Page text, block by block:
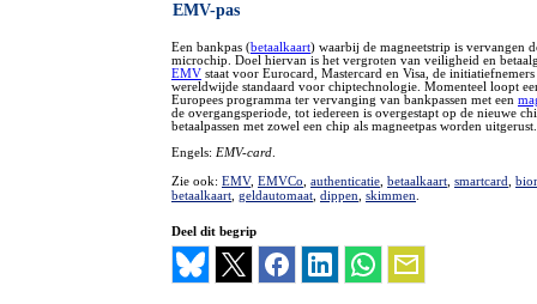
EMV-pas
Een bankpas (betaalkaart) waarbij de magneetstrip is vervangen
microchip. Doel hiervan is het vergroten van veiligheid en
EMV staat voor Eurocard, Mastercard en Visa, de
wereldwijde standaard voor chiptechnologie. Momenteel loopt
Europees programma ter vervanging van bankpassen met een
de overgangsperiode, tot iedereen is overgestapt op de nieuwe
betaalpassen met zowel een chip als magneetpas worden uitgerust.
Engels: EMV-card
Zie ook: EMV, EMVCo authenticatie betaalkaart smartcard
betaalkaart geldautomaat dippen skimmen
Deel dit begrip